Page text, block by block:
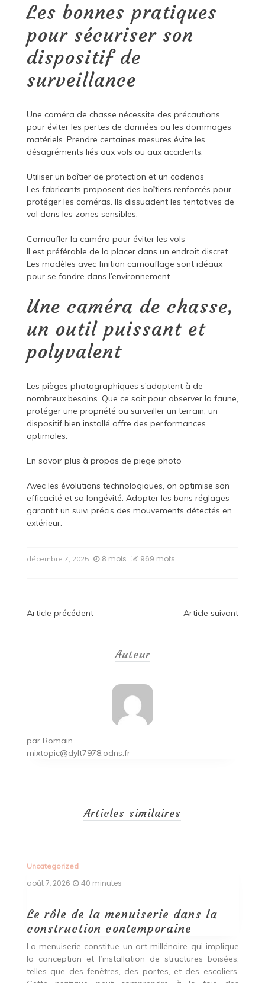
Les bonnes pratiques
pour sécuriser son
dispositif de
surveillance
Une caméra de chasse nécessite des précautions
pour éviter les pertes de données ou les dommages
matériels. Prendre certaines mesures évite les
désagréments liés aux vols ou aux accidents.
Utiliser un boîtier de protection et un cadenas
Les fabricants proposent des boîtiers renforcés pour
protéger les caméras. Ils dissuadent les tentatives de
vol dans les zones sensibles.
Camoufler la caméra pour éviter les vols
Il est préférable de la placer dans un endroit discret.
Les modèles avec finition camouflage sont idéaux
pour se fondre dans l’environnement.
Une caméra de chasse,
un outil puissant et
polyvalent
Les pièges photographiques s’adaptent à de
nombreux besoins. Que ce soit pour observer la faune,
protéger une propriété ou surveiller un terrain, un
dispositif bien installé offre des performances
optimales.
En savoir plus à propos de piege photo
Avec les évolutions technologiques, on optimise son
efficacité et sa longévité. Adopter les bons réglages
garantit un suivi précis des mouvements détectés en
extérieur.
décembre 7, 2025 8 mois 969 mots
Navigation
Article précédent Article suivant
Auteur
par Romain
mixtopic@dylt7978.odns.fr
Articles similaires
Uncategorized
août 7, 2026 40 minutes
Le rôle de la menuiserie dans la
construction contemporaine
La menuiserie constitue un art millénaire qui implique
la conception et l’installation de structures boisées,
telles que des fenêtres, des portes, et des escaliers.